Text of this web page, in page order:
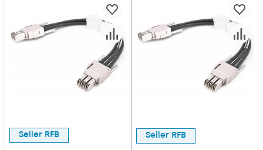
Seller RFB Seller RFB